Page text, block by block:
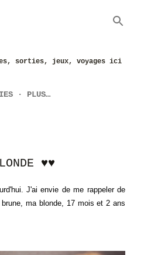
sorties, jeux, voyages ici
PLUS…
♥♥
J'ai envie de me rappeler de
ma blonde, 17 mois et 2 ans